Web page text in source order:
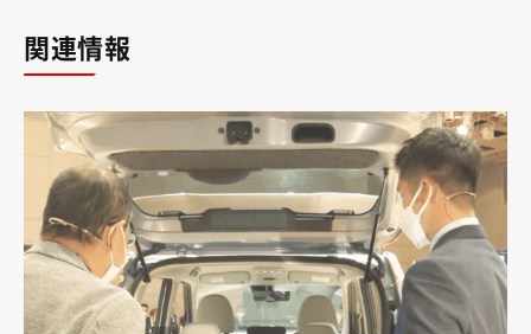
関連情報